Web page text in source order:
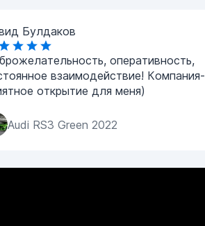
Булдаков
оперативность,
взаимодействие! Компания-
открытие для меня)
Audi RS3 Green 2022